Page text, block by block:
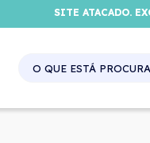
SITE ATACADO.